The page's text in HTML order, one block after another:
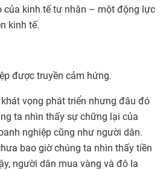
của kinh tế tư nhân – một động lực
kinh tế.
được truyền cảm hứng.
vọng phát triển nhưng đâu đó
ta nhìn thấy sự chững lại của
nghiệp cũng như người dân.
bao giờ chúng ta nhìn thấy tiền
người dân mua vàng và đô la